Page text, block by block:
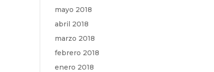
mayo 2018
abril 2018
marzo 2018
febrero 2018
enero 2018